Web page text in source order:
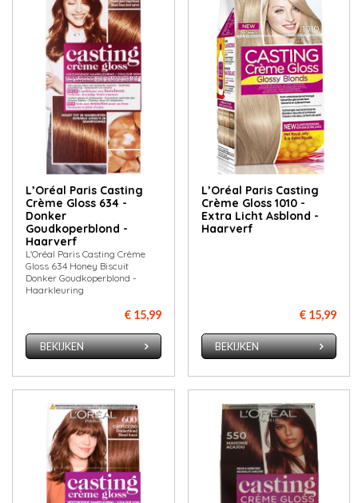
L’Oréal Paris Casting
Crème Gloss 634 -
Donker
Goudkoperblond -
Haarverf
L'Oréal Paris Casting Crème
Gloss 634 Honey Biscuit
Donker Goudkoperblond -
Haarkleuring
€ 15,99
BEKIJKEN
L’Oréal Paris Casting
Crème Gloss 1010 -
Extra Licht Asblond -
Haarverf
€ 15,99
BEKIJKEN